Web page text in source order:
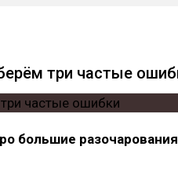
три частые
большие разочарования